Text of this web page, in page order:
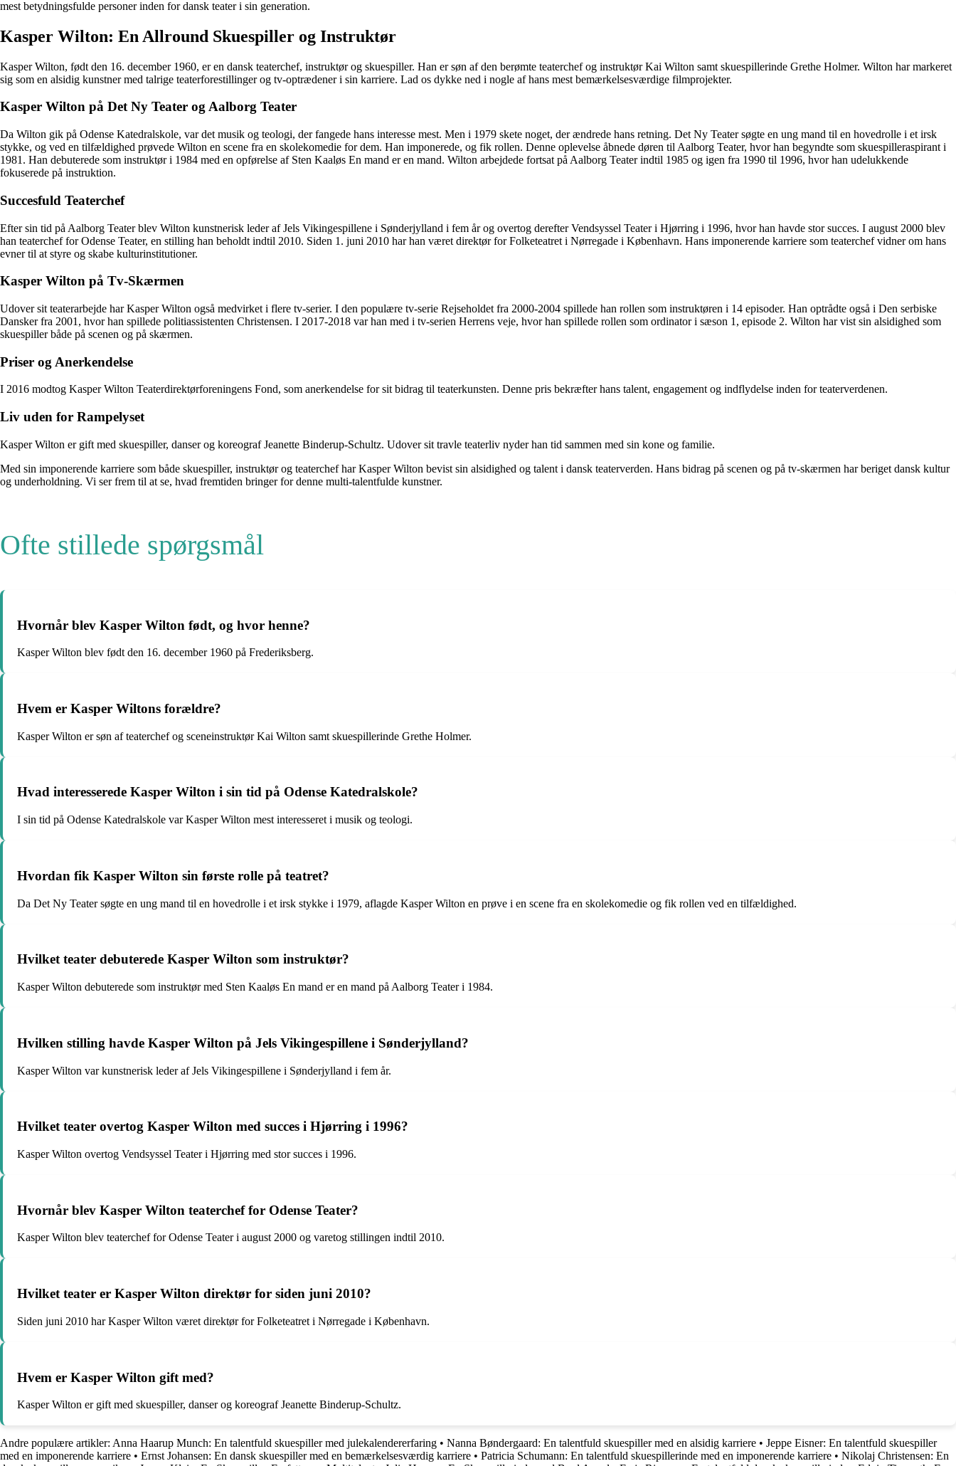
mest betydningsfulde personer inden for dansk teater i sin generation.
Kasper Wilton: En Allround Skuespiller og Instruktør
Kasper Wilton, født den 16. december 1960, er en dansk teaterchef, instruktør og skuespiller. Han er søn af den berømte teaterchef og instruktør Kai Wilton samt skuespillerinde Grethe Holmer. Wilton har markeret
sig som en alsidig kunstner med talrige teaterforestillinger og tv-optrædener i sin karriere. Lad os dykke ned i nogle af hans mest bemærkelsesværdige filmprojekter.
Kasper Wilton på Det Ny Teater og Aalborg Teater
Da Wilton gik på Odense Katedralskole, var det musik og teologi, der fangede hans interesse mest. Men i 1979 skete noget, der ændrede hans retning. Det Ny Teater søgte en ung mand til en hovedrolle i et irsk
stykke, og ved en tilfældighed prøvede Wilton en scene fra en skolekomedie for dem. Han imponerede, og fik rollen. Denne oplevelse åbnede døren til Aalborg Teater, hvor han begyndte som skuespilleraspirant i
1981. Han debuterede som instruktør i 1984 med en opførelse af Sten Kaaløs En mand er en mand. Wilton arbejdede fortsat på Aalborg Teater indtil 1985 og igen fra 1990 til 1996, hvor han udelukkende
fokuserede på instruktion.
Succesfuld Teaterchef
Efter sin tid på Aalborg Teater blev Wilton kunstnerisk leder af Jels Vikingespillene i Sønderjylland i fem år og overtog derefter Vendsyssel Teater i Hjørring i 1996, hvor han havde stor succes. I august 2000 blev
han teaterchef for Odense Teater, en stilling han beholdt indtil 2010. Siden 1. juni 2010 har han været direktør for Folketeatret i Nørregade i København. Hans imponerende karriere som teaterchef vidner om hans
evner til at styre og skabe kulturinstitutioner.
Kasper Wilton på Tv-Skærmen
Udover sit teaterarbejde har Kasper Wilton også medvirket i flere tv-serier. I den populære tv-serie Rejseholdet fra 2000-2004 spillede han rollen som instruktøren i 14 episoder. Han optrådte også i Den serbiske
Dansker fra 2001, hvor han spillede politiassistenten Christensen. I 2017-2018 var han med i tv-serien Herrens veje, hvor han spillede rollen som ordinator i sæson 1, episode 2. Wilton har vist sin alsidighed som
skuespiller både på scenen og på skærmen.
Priser og Anerkendelse
I 2016 modtog Kasper Wilton Teaterdirektørforeningens Fond, som anerkendelse for sit bidrag til teaterkunsten. Denne pris bekræfter hans talent, engagement og indflydelse inden for teaterverdenen.
Liv uden for Rampelyset
Kasper Wilton er gift med skuespiller, danser og koreograf Jeanette Binderup-Schultz. Udover sit travle teaterliv nyder han tid sammen med sin kone og familie.
Med sin imponerende karriere som både skuespiller, instruktør og teaterchef har Kasper Wilton bevist sin alsidighed og talent i dansk teaterverden. Hans bidrag på scenen og på tv-skærmen har beriget dansk kultur
og underholdning. Vi ser frem til at se, hvad fremtiden bringer for denne multi-talentfulde kunstner.
Ofte stillede spørgsmål
Hvornår blev Kasper Wilton født, og hvor henne?
Kasper Wilton blev født den 16. december 1960 på Frederiksberg.
Hvem er Kasper Wiltons forældre?
Kasper Wilton er søn af teaterchef og sceneinstruktør Kai Wilton samt skuespillerinde Grethe Holmer.
Hvad interesserede Kasper Wilton i sin tid på Odense Katedralskole?
I sin tid på Odense Katedralskole var Kasper Wilton mest interesseret i musik og teologi.
Hvordan fik Kasper Wilton sin første rolle på teatret?
Da Det Ny Teater søgte en ung mand til en hovedrolle i et irsk stykke i 1979, aflagde Kasper Wilton en prøve i en scene fra en skolekomedie og fik rollen ved en tilfældighed.
Hvilket teater debuterede Kasper Wilton som instruktør?
Kasper Wilton debuterede som instruktør med Sten Kaaløs En mand er en mand på Aalborg Teater i 1984.
Hvilken stilling havde Kasper Wilton på Jels Vikingespillene i Sønderjylland?
Kasper Wilton var kunstnerisk leder af Jels Vikingespillene i Sønderjylland i fem år.
Hvilket teater overtog Kasper Wilton med succes i Hjørring i 1996?
Kasper Wilton overtog Vendsyssel Teater i Hjørring med stor succes i 1996.
Hvornår blev Kasper Wilton teaterchef for Odense Teater?
Kasper Wilton blev teaterchef for Odense Teater i august 2000 og varetog stillingen indtil 2010.
Hvilket teater er Kasper Wilton direktør for siden juni 2010?
Siden juni 2010 har Kasper Wilton været direktør for Folketeatret i Nørregade i København.
Hvem er Kasper Wilton gift med?
Kasper Wilton er gift med skuespiller, danser og koreograf Jeanette Binderup-Schultz.
Andre populære artikler: Anna Haarup Munch: En talentfuld skuespiller med julekalendererfaring • Nanna Bøndergaard: En talentfuld skuespiller med en alsidig karriere • Jeppe Eisner: En talentfuld skuespiller
med en imponerende karriere • Ernst Johansen: En dansk skuespiller med en bemærkelsesværdig karriere • Patricia Schumann: En talentfuld skuespillerinde med en imponerende karriere • Nikolaj Christensen: En